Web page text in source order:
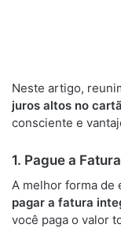
Neste artigo,
juros altos no
consciente e
1. Pague a
A melhor forma de
pagar a fatura
você paga o valor